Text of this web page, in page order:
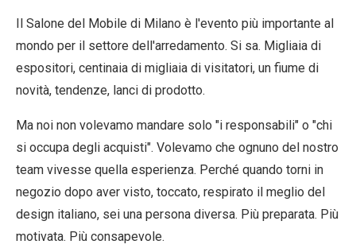
Il Salone del Mobile di Milano è l'evento più importante al
mondo per il settore dell'arredamento. Si sa. Migliaia di
espositori, centinaia di migliaia di visitatori, un fiume di
novità, tendenze, lanci di prodotto.
Ma noi non volevamo mandare solo "i responsabili" o "chi
si occupa degli acquisti". Volevamo che ognuno del nostro
team vivesse quella esperienza. Perché quando torni in
negozio dopo aver visto, toccato, respirato il meglio del
design italiano, sei una persona diversa. Più preparata. Più
motivata. Più consapevole.